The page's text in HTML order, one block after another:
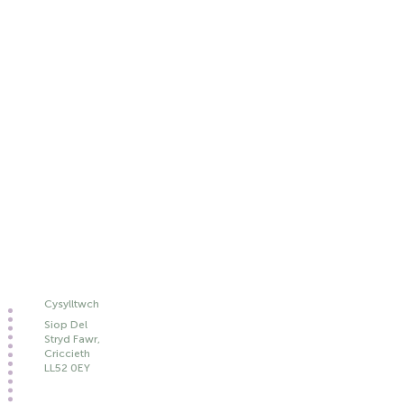
Cysylltwch
Siop Del
Stryd Fawr,
Criccieth
LL52 0EY